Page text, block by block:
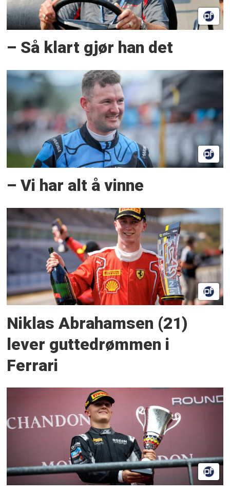
– Så klart gjør han det
– Vi har alt å vinne
Niklas Abrahamsen (21)
lever guttedrømmen i
Ferrari